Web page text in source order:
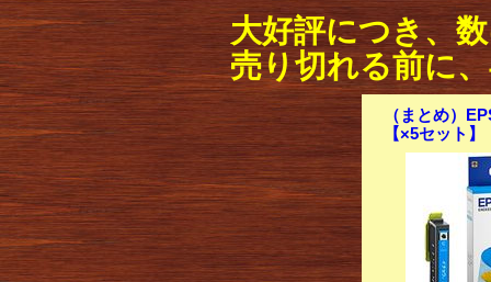
大好評につき、
売り切れる前に
（まとめ）
【×5セット】